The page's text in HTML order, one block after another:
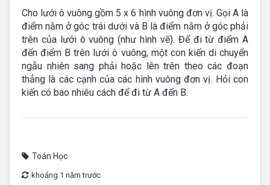
Cho lưới ô vuông gồm 5 x 6 hình vuông đơn vị. Gọi A là
điểm nằm ở góc trái dưới và B là điểm nằm ở góc phải
trên của lưới ô vuông (như hình vẽ). Để đi từ điểm A
đến điểm B trên lưới ô vuông, một con kiến di chuyển
ngẫu nhiên sang phải hoặc lên trên theo các đoạn
thẳng là các cạnh của các hình vuông đơn vị. Hỏi con
kiến có bao nhiêu cách để đi từ A đến B.
Toán Học
khoảng 1 năm trước